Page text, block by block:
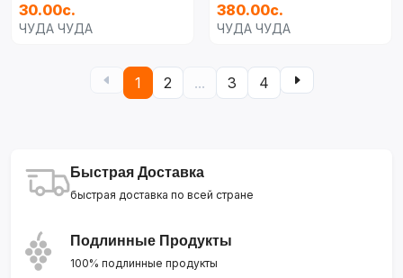
30.00с.
ЧУДА ЧУДА
380.00с.
ЧУДА ЧУДА
1 2 ... 3 4
Быстрая Доставка
быстрая доставка по всей стране
Подлинные Продукты
100% подлинные продукты